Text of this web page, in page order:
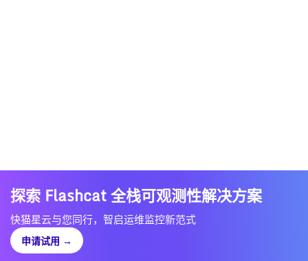
探索 Flashcat 全栈可观测性解决方案
快猫星云与您同行，智启运维监控新范式
申请试用 →